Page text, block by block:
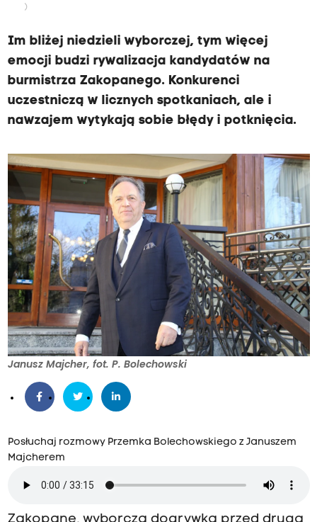
)
Im bliżej niedzieli wyborczej, tym więcej
emocji budzi rywalizacja kandydatów na
burmistrza Zakopanego. Konkurenci
uczestniczą w licznych spotkaniach, ale i
nawzajem wytykają sobie błędy i potknięcia.
Janusz Majcher, fot. P. Bolechowski
Posłuchaj rozmowy Przemka Bolechowskiego z Januszem
Majcherem